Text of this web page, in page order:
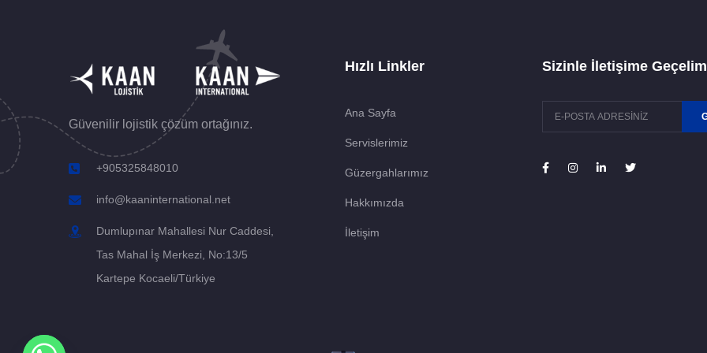
Güvenilir lojistik çözüm ortağınız.
+905325848010
info@kaaninternational.net
Dumlupınar Mahallesi Nur Caddesi,
Tas Mahal İş Merkezi, No:13/5
Kartepe Kocaeli/Türkiye
Hızlı Linkler
Ana Sayfa
Servislerimiz
Güzergahlarımız
Hakkımızda
İletişim
Sizinle İletişime Geçelim